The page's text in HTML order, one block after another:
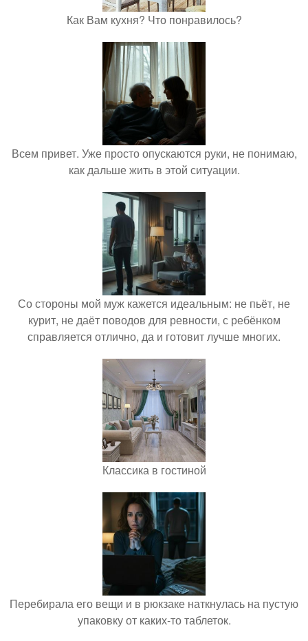
Как Вам кухня? Что понравилось?
Всем привет. Уже просто опускаются руки, не понимаю,
как дальше жить в этой ситуации.
Со стороны мой муж кажется идеальным: не пьёт, не
курит, не даёт поводов для ревности, с ребёнком
справляется отлично, да и готовит лучше многих.
Классика в гостиной
Перебирала его вещи и в рюкзаке наткнулась на пустую
упаковку от каких-то таблеток.